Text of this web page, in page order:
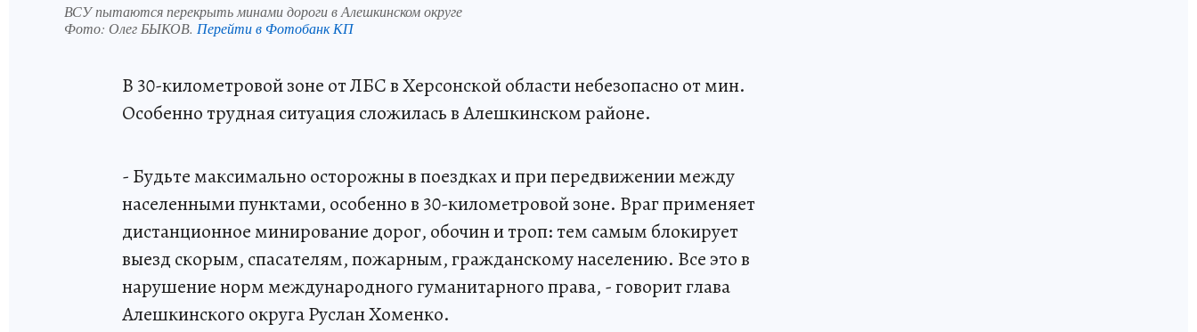
ВСУ пытаются перекрыть минами дороги в Алешкинском округе
Фото: Олег БЫКОВ. Перейти в Фотобанк КП
В 30-километровой зоне от ЛБС в Херсонской области небезопасно от мин.
Особенно трудная ситуация сложилась в Алешкинском районе.
- Будьте максимально осторожны в поездках и при передвижении между
населенными пунктами, особенно в 30-километровой зоне. Враг применяет
дистанционное минирование дорог, обочин и троп: тем самым блокирует
выезд скорым, спасателям, пожарным, гражданскому населению. Все это в
нарушение норм международного гуманитарного права, - говорит глава
Алешкинского округа Руслан Хоменко.